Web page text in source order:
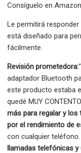
Consíguelo en
Le permitirá
está diseñado para
fácilmente.
Revisión prometedora:
adaptador Bluetooth
este producto estaba
quedé MUY
más para regalar y
por el rendimiento de
con cualquier teléfono.
llamadas telefónicas y